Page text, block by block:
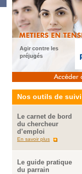
Agir contre les
préjugés
Nos outils de suivi
Le carnet de bord
du chercheur
d’emploi
En savoir plus
Le guide pratique
du parrain